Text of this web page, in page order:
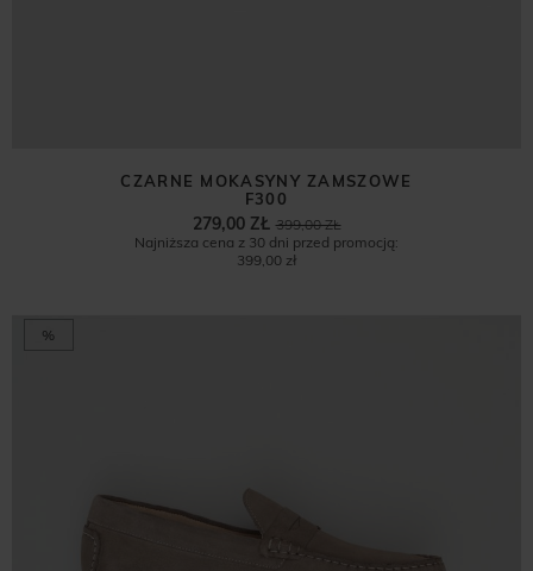
CZARNE MOKASYNY ZAMSZOWE
F300
399,00 ZŁ
279,00 ZŁ
Najniższa cena z 30 dni przed promocją:
399,00 zł
%